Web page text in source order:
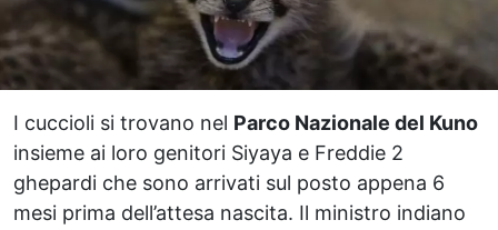
I cuccioli si trovano nel Parco Nazionale del Kuno
insieme ai loro genitori Siyaya e Freddie 2
ghepardi che sono arrivati sul posto appena 6
mesi prima dell’attesa nascita. Il ministro indiano